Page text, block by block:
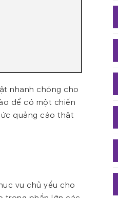
nhanh chóng cho
để có một chiến
quảng cáo thật
vụ chủ yếu cho